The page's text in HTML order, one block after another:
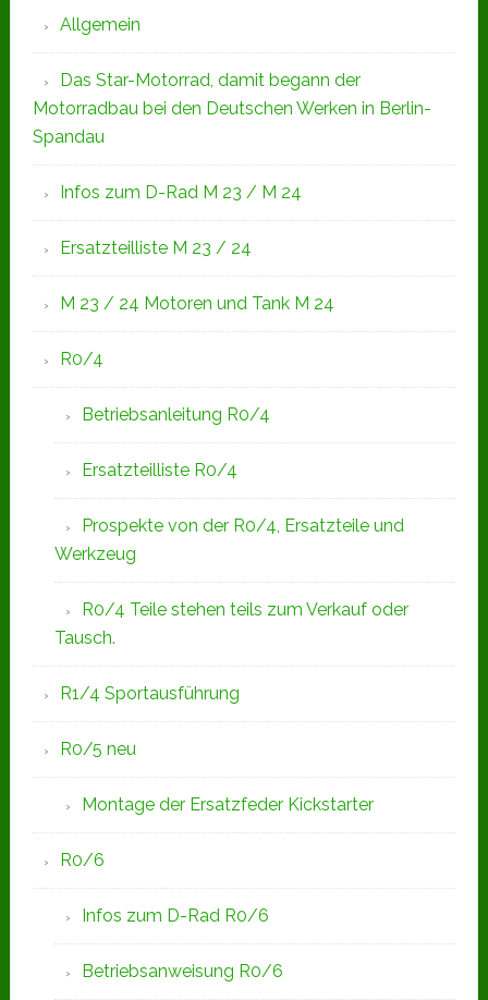
Allgemein
Das Star-Motorrad, damit begann der
Motorradbau bei den Deutschen Werken in Berlin-
Spandau
Infos zum D-Rad M 23 / M 24
Ersatzteilliste M 23 / 24
M 23 / 24 Motoren und Tank M 24
R0/4
Betriebsanleitung R0/4
Ersatzteilliste R0/4
Prospekte von der R0/4, Ersatzteile und
Werkzeug
R0/4 Teile stehen teils zum Verkauf oder
Tausch.
R1/4 Sportausführung
R0/5 neu
Montage der Ersatzfeder Kickstarter
R0/6
Infos zum D-Rad R0/6
Betriebsanweisung R0/6